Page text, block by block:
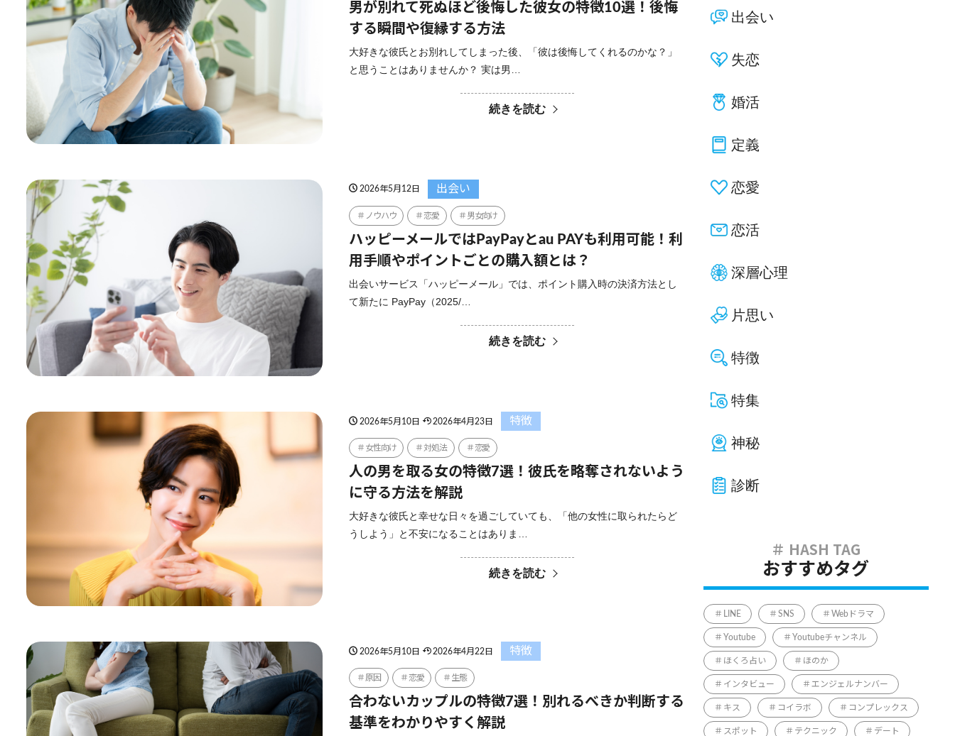
男が別れて死ぬほど後悔した彼女の特徴10選！後悔
する瞬間や復縁する方法
大好きな彼氏とお別れしてしまった後、「彼は後悔してくれるのかな？」
と思うことはありませんか？ 実は男…
続きを読む
2026年5月12日 出会い
ノウハウ 恋愛 男女向け
ハッピーメールではPayPayとau PAYも利用可能！利
用手順やポイントごとの購入額とは？
出会いサービス「ハッピーメール」では、ポイント購入時の決済方法とし
て新たに PayPay（2025/…
続きを読む
2026年5月10日 2026年4月23日 特徴
女性向け 対処法 恋愛
人の男を取る女の特徴7選！彼氏を略奪されないよう
に守る方法を解説
大好きな彼氏と幸せな日々を過ごしていても、「他の女性に取られたらど
うしよう」と不安になることはありま…
続きを読む
2026年5月10日 2026年4月22日 特徴
原因 恋愛 生態
合わないカップルの特徴7選！別れるべきか判断する
基準をわかりやすく解説
出会い
失恋
婚活
定義
恋愛
恋活
深層心理
片思い
特徴
特集
神秘
診断
おすすめタグ
LINE SNS Webドラマ
Youtube Youtubeチャンネル
ほくろ占い ほのか
インタビュー エンジェルナンバー
キス コイラボ コンプレックス
スポット テクニック デート